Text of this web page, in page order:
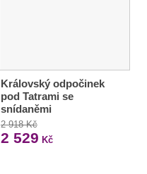
Královský odpočinek
pod Tatrami se
snídaněmi
2 918 Kč
2 529 Kč